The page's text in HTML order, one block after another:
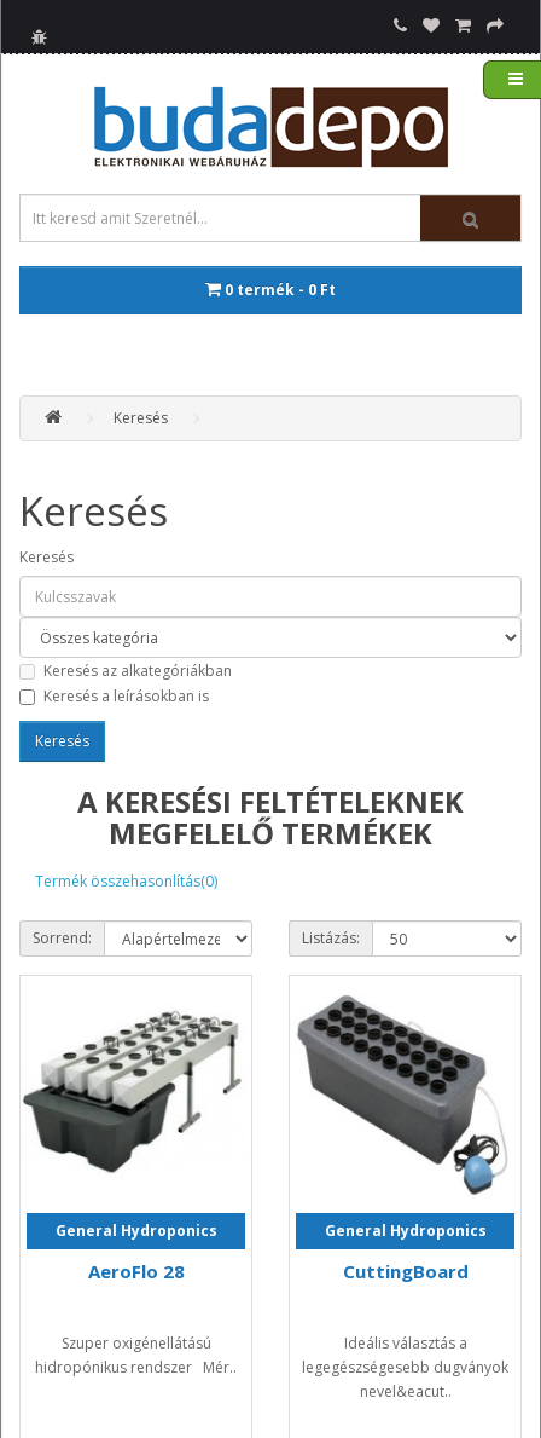
0 termék - 0 Ft
Keresés
Keresés
Keresés
Keresés az alkategóriákban
Keresés a leírásokban is
A KERESÉSI FELTÉTELEKNEK
MEGFELELŐ TERMÉKEK
Termék összehasonlítás(0)
Sorrend: Listázás:
General Hydroponics
AeroFlo 28
Szuper oxigénellátású
hidropónikus rendszer Mér..
General Hydroponics
CuttingBoard
Ideális választás a
legegészségesebb dugványok
nevel&eacut..